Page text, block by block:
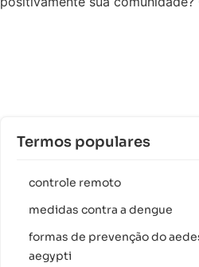
Termos populares
controle remoto
medidas contra a dengue
formas de prevenção do
aegypti